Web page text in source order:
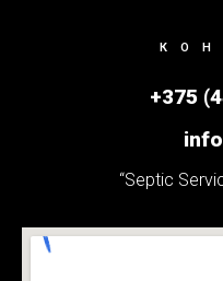
+375
“Septic